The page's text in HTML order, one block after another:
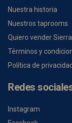
Nuestra historia
Nuestros taprooms
Quiero vender
Términos y
Política de privacidad
Redes
Instagram